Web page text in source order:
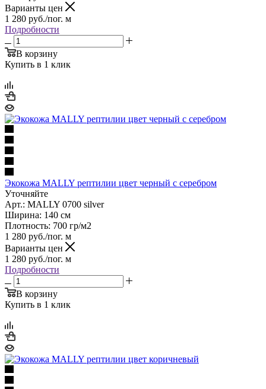
Варианты цен
1 280 руб./пог. м
Подробности
В корзину
Купить в 1 клик
Экокожа MALLY рептилии цвет черный с серебром
Уточняйте
Арт.: MALLY 0700 silver
Ширина: 140 см
Плотность: 700 гр/м2
1 280 руб./пог. м
Варианты цен
1 280 руб./пог. м
Подробности
В корзину
Купить в 1 клик